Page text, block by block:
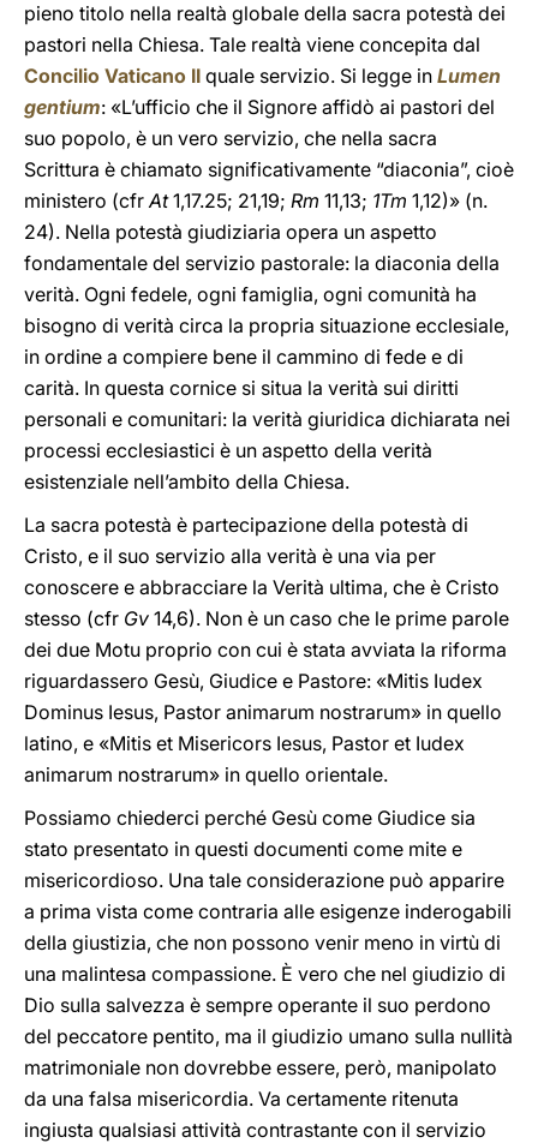
pieno titolo nella realtà globale della sacra potestà dei
pastori nella Chiesa. Tale realtà viene concepita dal
Concilio Vaticano II quale servizio. Si legge in Lumen
gentium: «L’ufficio che il Signore affidò ai pastori del
suo popolo, è un vero servizio, che nella sacra
Scrittura è chiamato significativamente “diaconia”, cioè
ministero (cfrAt1,17.25; 21,19; Rm 11,13; 1Tm 1,12)» (n.
24). Nella potestà giudiziaria opera un aspetto
fondamentale del servizio pastorale: la diaconia della
verità. Ogni fedele, ogni famiglia, ogni comunità ha
bisogno di verità circa la propria situazione ecclesiale,
in ordine a compiere bene il cammino di fede e di
carità. In questa cornice si situa la verità sui diritti
personali e comunitari: la verità giuridica dichiarata nei
processi ecclesiastici è un aspetto della verità
esistenziale nell’ambito della Chiesa.
La sacra potestà è partecipazione della potestà di
Cristo, e il suo servizio alla verità è una via per
conoscere e abbracciare la Verità ultima, che è Cristo
stesso (cfr Gv 14,6). Non è un caso che le prime parole
dei due Motu proprio con cui è stata avviata la riforma
riguardassero Gesù, Giudice e Pastore: «Mitis Iudex
Dominus Iesus, Pastor animarum nostrarum» in quello
latino, e «Mitis et Misericors Iesus, Pastor et Iudex
animarum nostrarum» in quello orientale.
Possiamo chiederci perché Gesù come Giudice sia
stato presentato in questi documenti come mite e
misericordioso. Una tale considerazione può apparire
a prima vista come contraria alle esigenze inderogabili
della giustizia, che non possono venir meno in virtù di
una malintesa compassione. È vero che nel giudizio di
Dio sulla salvezza è sempre operante il suo perdono
del peccatore pentito, ma il giudizio umano sulla nullità
matrimoniale non dovrebbe essere, però, manipolato
da una falsa misericordia. Va certamente ritenuta
ingiusta qualsiasi attività contrastante con il servizio